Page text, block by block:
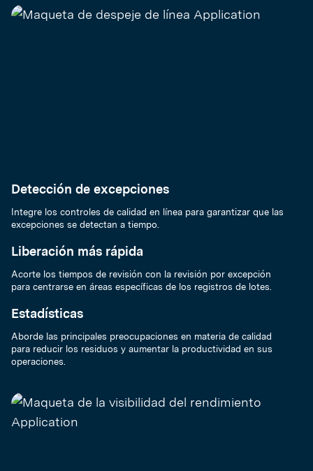
Detección de excepciones
Integre los controles de calidad en línea para garantizar que las
excepciones se detectan a tiempo.
Liberación más rápida
Acorte los tiempos de revisión con la revisión por excepción
para centrarse en áreas específicas de los registros de lotes.
Estadísticas
Aborde las principales preocupaciones en materia de calidad
para reducir los residuos y aumentar la productividad en sus
operaciones.